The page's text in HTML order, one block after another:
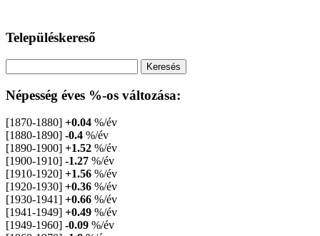
Településkereső
Népesség éves %-os változása:
[1870-1880] +0.04 %/év
[1880-1890] -0.4 %/év
[1890-1900] +1.52 %/év
[1900-1910] -1.27 %/év
[1910-1920] +1.56 %/év
[1920-1930] +0.36 %/év
[1930-1941] +0.66 %/év
[1941-1949] +0.49 %/év
[1949-1960] -0.09 %/év